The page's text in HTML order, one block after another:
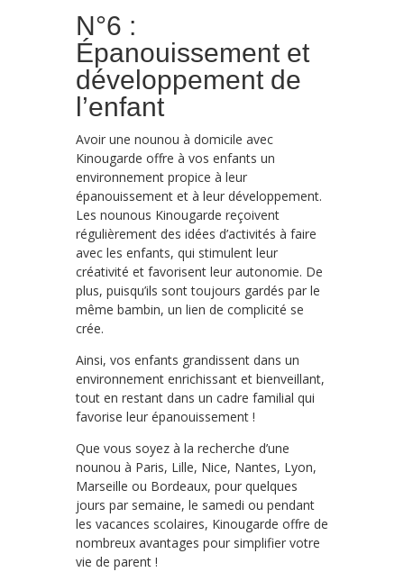
N°6 :
Épanouissement et
développement de
l’enfant
Avoir une nounou à domicile avec
Kinougarde offre à vos enfants un
environnement propice à leur
épanouissement et à leur développement.
Les nounous Kinougarde reçoivent
régulièrement des idées d’activités à faire
avec les enfants, qui stimulent leur
créativité et favorisent leur autonomie. De
plus, puisqu’ils sont toujours gardés par le
même bambin, un lien de complicité se
crée.
Ainsi, vos enfants grandissent dans un
environnement enrichissant et bienveillant,
tout en restant dans un cadre familial qui
favorise leur épanouissement !
Que vous soyez à la recherche d’une
nounou à Paris, Lille, Nice, Nantes, Lyon,
Marseille ou Bordeaux, pour quelques
jours par semaine, le samedi ou pendant
les vacances scolaires, Kinougarde offre de
nombreux avantages pour simplifier votre
vie de parent !